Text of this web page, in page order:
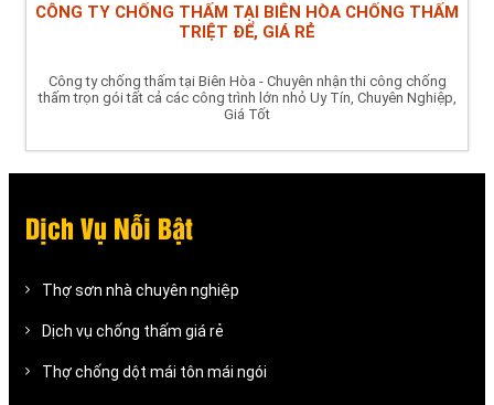
CÔNG TY CHỐNG THẤM TẠI BIÊN HÒA CHỐNG THẤM
TRIỆT ĐỂ, GIÁ RẺ
Công ty chống thấm tại Biên Hòa - Chuyên nhận thi công chống
thấm trọn gói tất cả các công trình lớn nhỏ Uy Tín, Chuyên Nghiệp,
Giá Tốt
Dịch Vụ Nỗi Bật
Thợ sơn nhà chuyên nghiệp
Dịch vụ chống thấm giá rẻ
Thợ chống dột mái tôn mái ngói